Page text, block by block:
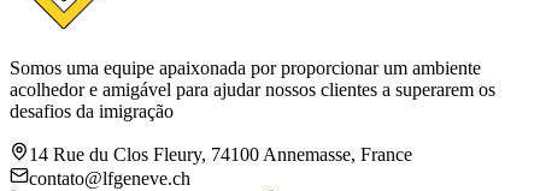
Somos uma equipe apaixonada por proporcionar um ambiente
acolhedor e amigável para ajudar nossos clientes a superarem os
desafios da imigração
14 Rue du Clos Fleury, 74100 Annemasse, France
contato@lfgeneve.ch